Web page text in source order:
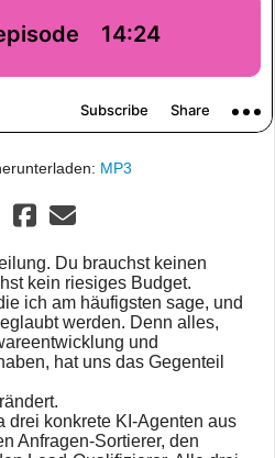
MP3
Du brauchst keinen
kein riesiges Budget.
ich am häufigsten sage, und
werden. Denn alles,
und
hat uns das Gegenteil
drei konkrete KI-Agenten aus
Anfragen-Sortierer, den